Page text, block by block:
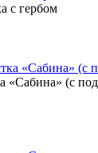
с гербом
«Сабина» (с